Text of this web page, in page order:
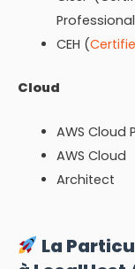
CEH (
Cloud
AWS Cloud
AWS Cloud
Architect
La